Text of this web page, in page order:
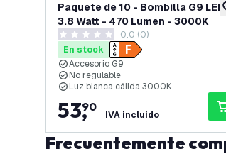
Paquete de 10 - Bombilla G9
3.8 Watt - 470 Lumen - 3000K
0 estrellas de puntuación
0.0 (0)
En stock
Accesorio G9
No regulable
Luz blanca cálida 3000K
53,
90
IVA incluido
Frecuentemente